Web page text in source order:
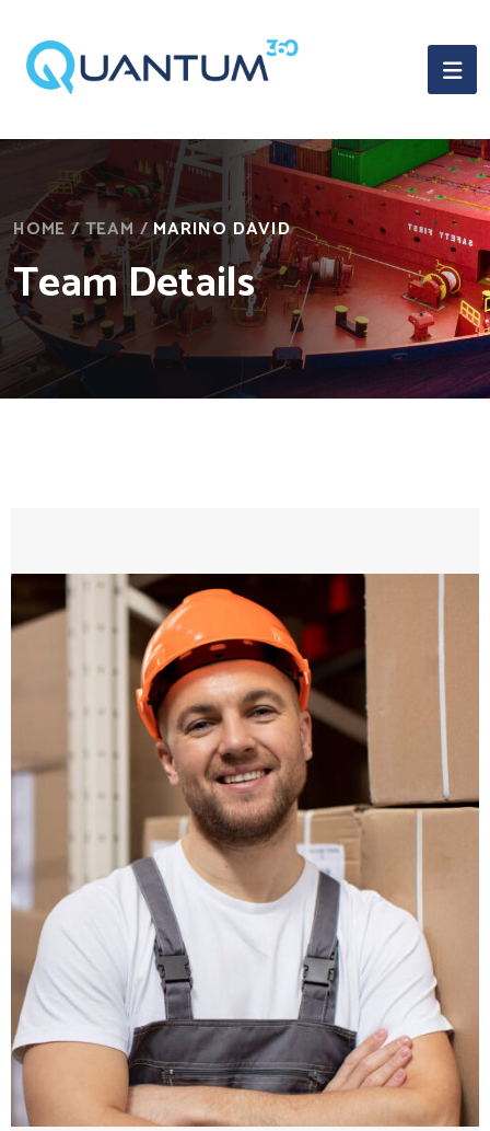
HOME /TEAM/MARINO DAVID
Team Details